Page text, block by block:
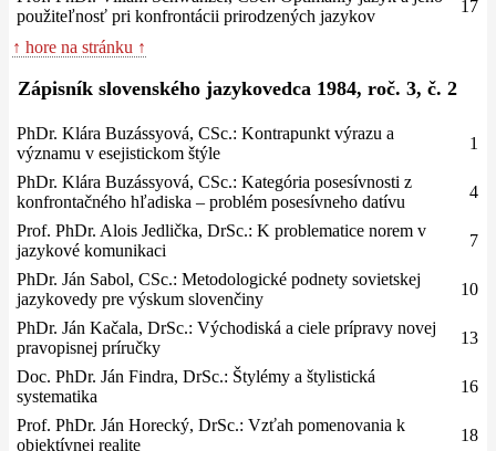
použiteľnosť pri konfrontácii prirodzených jazykov
17
↑ hore na stránku ↑
Zápisník slovenského jazykovedca 1984, roč. 3, č. 2
PhDr. Klára Buzássyová, CSc.: Kontrapunkt výrazu a
významu v esejistickom štýle
1
PhDr. Klára Buzássyová, CSc.: Kategória posesívnosti z
konfrontačného hľadiska – problém posesívneho datívu
4
Prof. PhDr. Alois Jedlička, DrSc.: K problematice norem v
jazykové komunikaci
7
PhDr. Ján Sabol, CSc.: Metodologické podnety sovietskej
jazykovedy pre výskum slovenčiny
10
PhDr. Ján Kačala, DrSc.: Východiská a ciele prípravy novej
pravopisnej príručky
13
Doc. PhDr. Ján Findra, DrSc.: Štylémy a štylistická
systematika
16
Prof. PhDr. Ján Horecký, DrSc.: Vzťah pomenovania k
objektívnej realite
18